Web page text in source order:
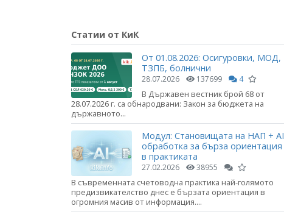
Статии от КиК
От 01.08.2026: Осигуровки, МОД,
ТЗПБ, болнични
28.07.2026 137699 4
В Държавен вестник брой 68 от
28.07.2026 г. са обнародвани: Закон за бюджета на
държавното...
Модул: Становищата на НАП + AI
обработка за бърза ориентация
в практиката
27.02.2026 38955
В съвременната счетоводна практика най-голямото
предизвикателство днес е бързата ориентация в
огромния масив от информация....